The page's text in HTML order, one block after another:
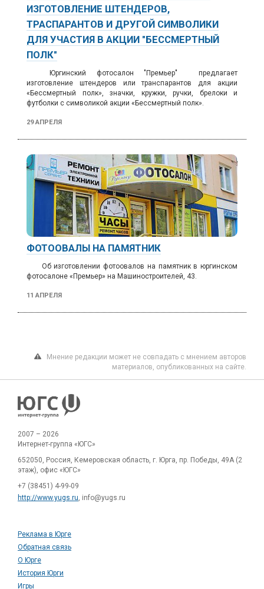
ИЗГОТОВЛЕНИЕ ШТЕНДЕРОВ,
ТРАСПАРАНТОВ И ДРУГОЙ СИМВОЛИКИ
ДЛЯ УЧАСТИЯ В АКЦИИ "БЕССМЕРТНЫЙ
ПОЛК"
Юргинский фотосалон "Премьер" предлагает
изготовление штендеров или транспарантов для акции
«Бессмертный полк», значки, кружки, ручки, брелоки и
футболки с символикой акции «Бессмертный полк».
29 АПРЕЛЯ
ФОТООВАЛЫ НА ПАМЯТНИК
Об изготовлении фотоовалов на памятник в юргинском
фотосалоне «Премьер» на Машиностроителей, 43.
11 АПРЕЛЯ
Мнение редакции может не совпадать с мнением авторов
материалов, опубликованных на сайте.
2007 – 2026
Интернет-группа «ЮГС»
652050, Россия, Кемеровская область, г. Юрга, пр. Победы, 49А (2
этаж), офис «ЮГС»
+7 (38451) 4-99-09
http://www.yugs.ru, info@yugs.ru
Реклама в Юрге
Обратная связь
О Юрге
История Юрги
Игры